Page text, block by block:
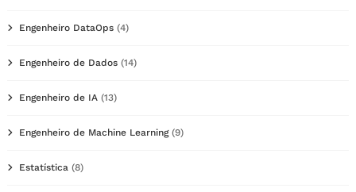
Engenheiro DataOps (4)
Engenheiro de Dados (14)
Engenheiro de IA (13)
Engenheiro de Machine Learning(9)
Estatística (8)